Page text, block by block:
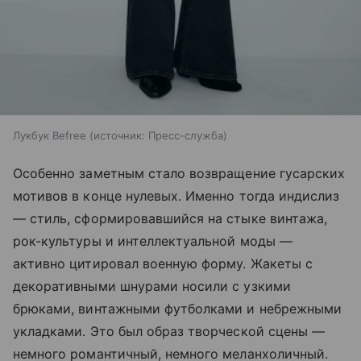
Лукбук Befree источник: Пресс-служба
Особенно заметным стало возвращение гусарских
мотивов в конце нулевых. Именно тогда индислиз
— стиль, сформировавшийся на стыке винтажа,
рок-культуры и интеллектуальной моды —
активно цитировал военную форму. Жакеты с
декоративными шнурами носили с узкими
брюками, винтажными футболками и небрежными
укладками. Это был образ творческой сцены —
немного романтичный, немного меланхоличный.